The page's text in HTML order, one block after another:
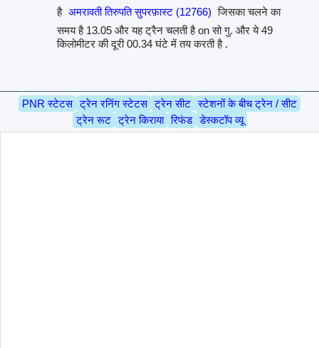
है अमरावती तिरुपति सुपरफ़ास्ट (12766) जिसका चलने का
समय है 13.05 और यह ट्रैन चलती है on सो गु. और ये 49
किलोमीटर की दूरी 00.34 घंटे में तय करती है .
PNR स्टेटस ट्रेन रनिंग स्टेटस ट्रेन सीट स्टेशनों के बीच ट्रेन / सीट
ट्रेन रूट ट्रेन किराया रिफंड डेस्कटॉप व्यू